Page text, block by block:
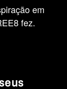
em
fez.